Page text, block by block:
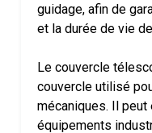
guidage, afin de
et la durée de vie
Le couvercle
couvercle utilisé
mécaniques. Il
équipements